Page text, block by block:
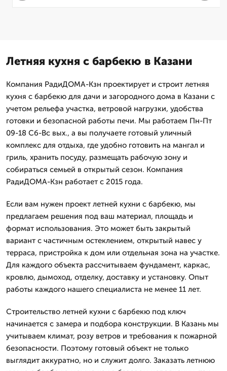
Летняя кухня с барбекю в Казани
Компания РадиДОМА-Кзн проектирует и строит летняя
кухня с барбекю для дачи и загородного дома в Казани с
учетом рельефа участка, ветровой нагрузки, удобства
готовки и безопасной работы печи. Мы работаем Пн-Пт
09-18 Сб-Вс вых., а вы получаете готовый уличный
комплекс для отдыха, где удобно готовить на мангал и
гриль, хранить посуду, размещать рабочую зону и
собираться семьей в открытый сезон. Компания
РадиДОМА-Кзн работает с 2015 года.
Если вам нужен проект летней кухни с барбекю, мы
предлагаем решения под ваш материал, площадь и
формат использования. Это может быть закрытый
вариант с частичным остеклением, открытый навес у
терраса, пристройка к дом или отдельная зона на участке.
Для каждого объекта рассчитываем фундамент, каркас,
кровлю, дымоход, отделку, доставку и установку. Опыт
работы каждого нашего специалиста не менее 11 лет.
Строительство летней кухни с барбекю под ключ
начинается с замера и подбора конструкции. В Казань мы
учитываем климат, розу ветров и требования к пожарной
безопасности. Поэтому готовый объект не только
выглядит аккуратно, но и служит долго. Заказать летнюю